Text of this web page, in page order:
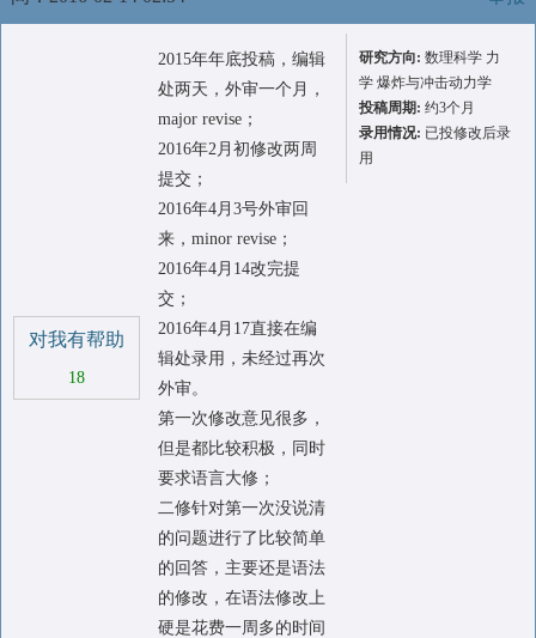
对我有帮助
18
2015年年底投稿，编辑
处两天，外审一个月，
major revise；
2016年2月初修改两周
提交；
2016年4月3号外审回
来，minor revise；
2016年4月14改完提
交；
2016年4月17直接在编
辑处录用，未经过再次
外审。
第一次修改意见很多，
但是都比较积极，同时
要求语言大修；
二修针对第一次没说清
的问题进行了比较简单
的回答，主要还是语法
的修改，在语法修改上
硬是花费一周多的时间
研究方向: 数理科学 力
学 爆炸与冲击动力学
投稿周期: 约3个月
录用情况: 已投修改后录
用